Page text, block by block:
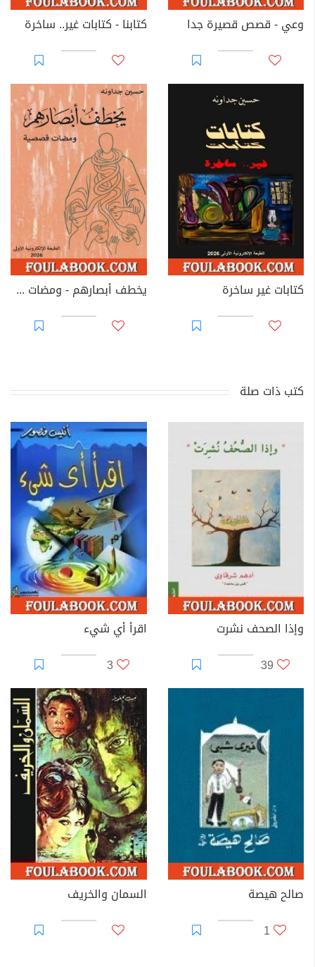
وعي - قصص قصيرة جدا كتابنا - كتابات غير.. ساخرة
كتابات غير ساخرة يخطف أبصارهم - ومضات قصصية
كتب ذات صلة
وإذا الصحف نشرت
39
اقرأ أي شيء
3
صالح هيصة
1
السمان والخريف